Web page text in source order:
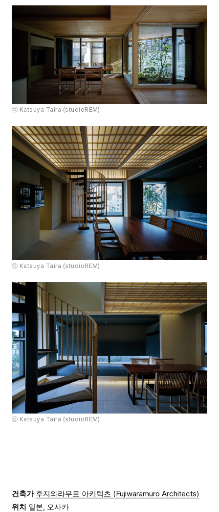
ⓒ Katsuya Taira (studioREM)
ⓒ Katsuya Taira (studioREM)
ⓒ Katsuya Taira (studioREM)
건축가 후지와라무로 아키텍츠 (Fujiwaramuro Architects)
위치 일본, 오사카